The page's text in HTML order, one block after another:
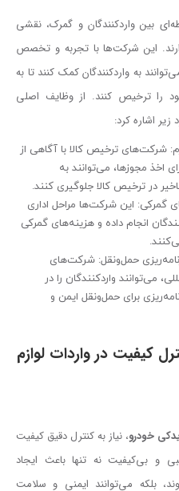
بین واردکنندگان و گمرک، نقشی
این شرکت‌ها با تجربه و تخصص
به واردکنندگان کمک کنند تا به
را ترخیص کنند. از وظایف اصلی
اشاره کرد:
شرکت‌های ترخیص کالا با آگاهی از
اخذ مجوزها، می‌توانند به
در ترخیص کالا جلوگیری کنند.
گمرکی: این شرکت‌ها مراحل اداری
انجام داده و هزینه‌های گمرکی
حمل‌ونقل: شرکت‌های
می‌توانند واردکنندگان را در
برای حمل‌ونقل ایمن و
کیفیت در واردات لوازم
خودرو، نیاز به کنترل دقیق کیفیت
و بی‌کیفیت نه تنها باعث ایجاد
بلکه می‌توانند ایمنی و سلامت